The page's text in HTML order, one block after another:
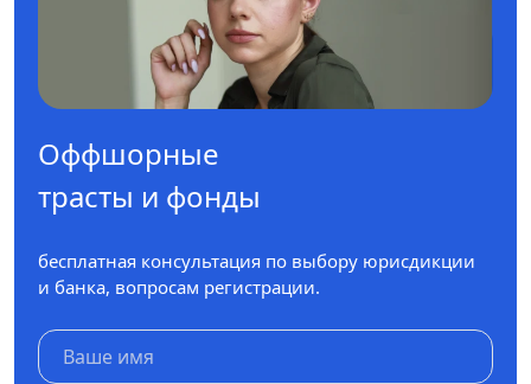
Оффшорные
трасты и фонды
бесплатная консультация по выбору юрисдикции
и банка, вопросам регистрации.